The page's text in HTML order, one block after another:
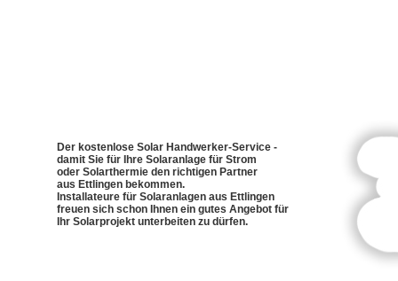
Der kostenlose Solar Handwerker-Service -
damit Sie für Ihre Solaranlage für Strom
oder Solarthermie den richtigen Partner
aus Ettlingen bekommen.
Installateure für Solaranlagen aus Ettlingen
freuen sich schon Ihnen ein gutes Angebot für
Ihr Solarprojekt unterbeiten zu dürfen.